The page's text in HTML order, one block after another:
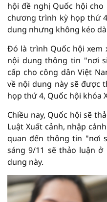
hội đề nghị Quốc hội
chương trình kỳ họp thứ
dung nhưng không kéo
Đó là trình Quốc hội xem
nội dung thông tin "nơi
cấp cho công dân Việt
về nội dung này sẽ được
họp thứ 4, Quốc hội khóa
Chiều nay, Quốc hội sẽ
Luật Xuất cảnh, nhập
quan đến thông tin "nơi
sáng 9/11 sẽ thảo luận
dung này.